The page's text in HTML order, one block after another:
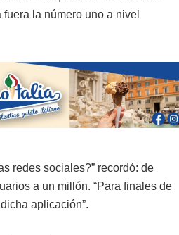
la número uno a nivel
redes sociales?” recordó: de
a un millón. “Para finales de
aplicación”.